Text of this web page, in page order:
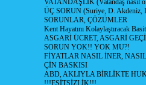
VATANDAŞLIK (Vatandaş nasıl
ÜÇ SORUN (Suriye, D. Akdeniz,
SORUNLAR, ÇÖZÜMLER
Kent Hayatını Kolaylaştıracak
ASGARİ ÜCRET, ASGARİ
SORUN YOK!! YOK MU?!
FİYATLAR NASIL İNER,
ÇİN BASKISI
ABD, AKLIYLA BİRLİKTE
!!!EŞİTSİZLİK!!!